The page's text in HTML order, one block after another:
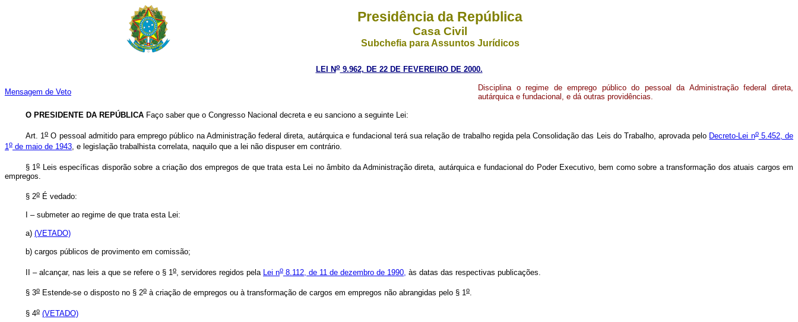
Presidência da República
Casa Civil
Subchefia para Assuntos Jurídicos
LEI No9.962, DE 22 DE FEVEREIRO DE 2000.
Mensagem de Veto
Disciplina o regime de emprego público do pessoal da Administração federal direta,
autárquica e fundacional, e dá outras providências.
O PRESIDENTE DA REPÚBLICA Faço saber que o Congresso Nacional decreta e eu sanciono a seguinte Lei:
Art. 1oO pessoal admitido para emprego público na Administração federal direta, autárquica e fundacional terá sua relação de trabalho regida pela Consolidação das Leis do Trabalho, aprovada pelo Decreto-Lei no5.452, de
1o de maio de 1943, e legislação trabalhista correlata, naquilo que a lei não dispuser em contrário.
§ 1oLeis específicas disporão sobre a criação dos empregos de que trata esta Lei no âmbito da Administração direta, autárquica e fundacional do Poder Executivo, bem como sobre a transformação dos atuais cargos em
empregos.
§ 2o É vedado:
I – submeter ao regime de que trata esta Lei:
a) (VETADO)
b) cargos públicos de provimento em comissão;
II – alcançar, nas leis a que se refere o § 1o , servidores regidos pela Lei no 8.112, de 11 de dezembro de 1990, às datas das respectivas publicações.
§ 3o Estende-se o disposto no § 2o à criação de empregos ou à transformação de cargos em empregos não abrangidas pelo § 1o.
§ 4o (VETADO)